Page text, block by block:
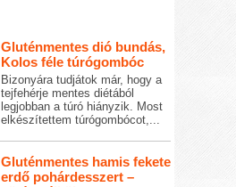
Gluténmentes dió bundás,
Kolos féle túrógombóc
Bizonyára tudjátok már, hogy a
tejfehérje mentes diétából
legjobban a túró hiányzik. Most
elkészítettem túrógombócot,...
Gluténmentes hamis fekete
erdő pohárdesszert –